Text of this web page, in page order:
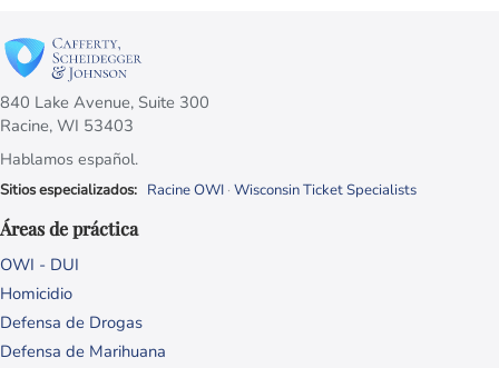
840 Lake Avenue, Suite 300
Racine, WI 53403
Hablamos español.
Sitios especializados: Racine OWI · Wisconsin Ticket Specialists
Áreas de práctica
OWI - DUI
Homicidio
Defensa de Drogas
Defensa de Marihuana